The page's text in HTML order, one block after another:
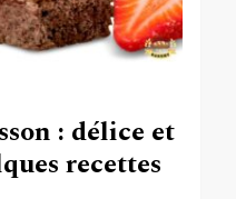
: délice et
recettes